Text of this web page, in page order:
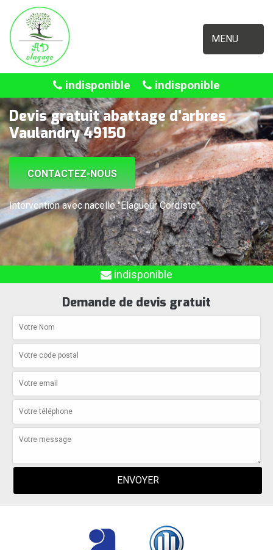
MENU
indisponible indisponible
Devis gratuit abattage d'arbres
Vaulandry 49150
CONTACTEZ-NOUS
Intervention avec nacelle "Elagueur Cordiste"
indisponible
Demande de devis gratuit